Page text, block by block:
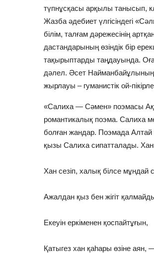
түпнұсқасы арқылы танысып,
Жазба әдебиет үлгісіндегі
білім, талғам дәрежесінің
дастандарының өзіндік бір
тақырыптарды таңдауында.
дәлел. Әсет Найманбайұлының
жырлауы – гуманистік ой-
«Салиха — Сәмен» поэмасы
романтикалық поэма. Салиха
болған жандар. Поэмада
қызы Салиха сипатталады.
Хан сезіп, халық білсе мұндай
Ажалдан қыз бен жігіт
Екеуін еркіменен қоспайтұғын,
Қатыгез хан қаһары өзіне аян,